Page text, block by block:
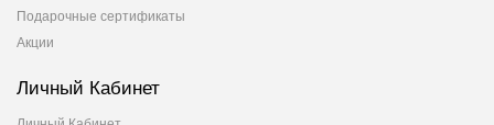
Подарочные сертификаты
Акции
Личный Кабинет